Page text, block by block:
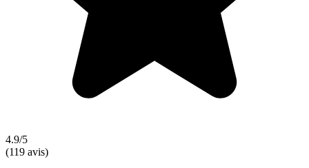
4.9/5
(119 avis)